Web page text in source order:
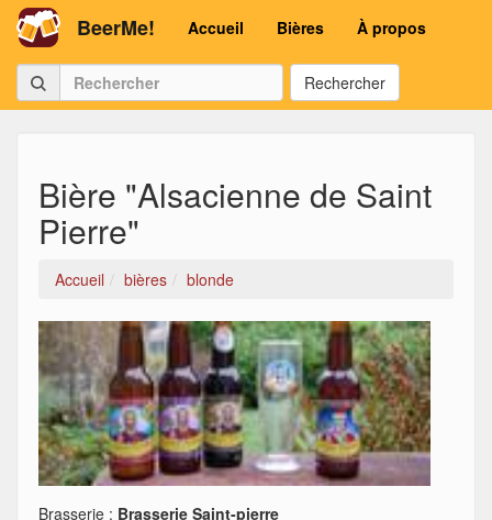
BeerMe! Accueil Bières À propos
Rechercher
Bière "Alsacienne de Saint
Pierre"
Accueil bières blonde
Brasserie : Brasserie Saint-pierre